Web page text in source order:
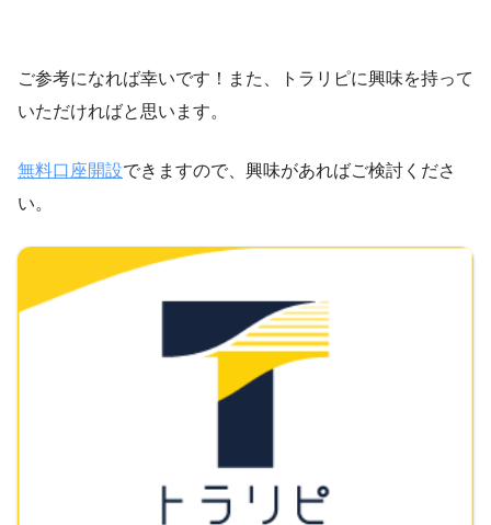
ご参考になれば幸いです！また、トラリピに興味を持って
いただければと思います。
無料口座開設できますので、興味があればご検討くださ
い。